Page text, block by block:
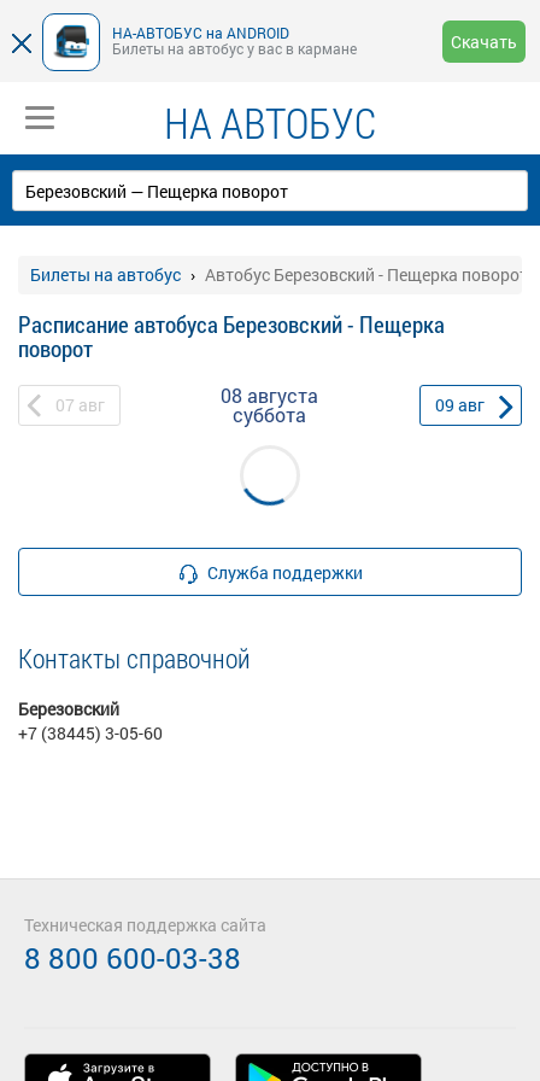
НА-АВТОБУС на ANDROID
Билеты на автобус у вас в кармане
Скачать
НА АВТОБУС
Билеты на автобус Автобус Березовский - Пещерка поворот
Расписание автобуса Березовский - Пещерка
поворот
07 авг 08 августа
суббота 09 авг
Служба поддержки
Контакты справочной
Березовский
+7 (38445) 3-05-60
Техническая поддержка сайта
8 800 600-03-38